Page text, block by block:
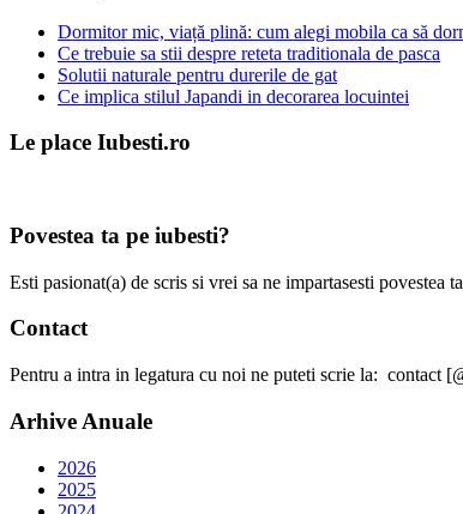
Dormitor mic, viață plină: cum alegi mobila ca să
Ce trebuie sa stii despre reteta traditionala de pasca
Solutii naturale pentru durerile de gat
Ce implica stilul Japandi in decorarea locuintei
Le place Iubesti.ro
Povestea ta pe iubesti?
Esti pasionat(a) de scris si vrei sa ne impartasesti
Contact
Pentru a intra in legatura cu noi ne puteti scrie la: contact
Arhive Anuale
2026
2025